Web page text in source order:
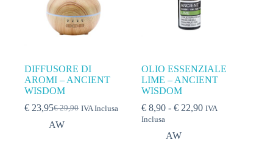
DIFFUSORE DI
AROMI – ANCIENT
WISDOM
€29,90
€ 23,95 IVA Inclusa
AW
OLIO ESSENZIALE
LIME – ANCIENT
WISDOM
€ 8,90 - € 22,90 IVA
Inclusa
AW